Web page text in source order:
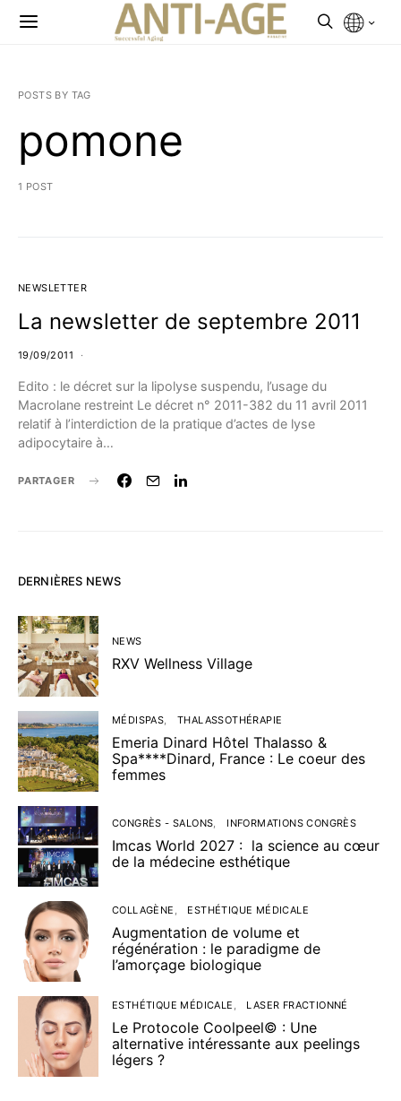
POSTS BY TAG
pomone
1 POST
NEWSLETTER
La newsletter de septembre 2011
19/09/2011
Edito : le décret sur la lipolyse suspendu, l’usage du
Macrolane restreint Le décret n° 2011-382 du 11 avril 2011
relatif à l’interdiction de la pratique d’actes de lyse
adipocytaire à…
PARTAGER
DERNIÈRES NEWS
NEWS
RXV Wellness Village
MÉDISPAS THALASSOTHÉRAPIE
Emeria Dinard Hôtel Thalasso &
Spa****Dinard, France : Le coeur des
femmes
CONGRÈS - SALONS INFORMATIONS CONGRÈS
Imcas World 2027 : la science au cœur
de la médecine esthétique
COLLAGÈNE ESTHÉTIQUE MÉDICALE
Augmentation de volume et
régénération : le paradigme de
l’amorçage biologique
ESTHÉTIQUE MÉDICALE LASER FRACTIONNÉ
Le Protocole Coolpeel© : Une
alternative intéressante aux peelings
légers ?